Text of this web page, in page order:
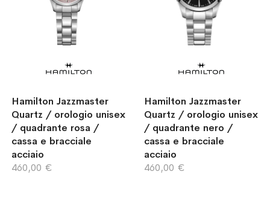
Hamilton Jazzmaster
Quartz / orologio unisex
/ quadrante rosa /
cassa e bracciale
acciaio
460,00 €
Hamilton Jazzmaster
Quartz / orologio unisex
/ quadrante nero /
cassa e bracciale
acciaio
460,00 €